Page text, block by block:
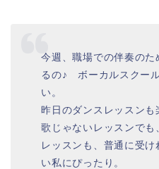
今週、職場での伴奏の
るの♪ ボーカルスクー
い。
昨日のダンスレッスンも
歌じゃないレッスンで
レッスンも、普通に受
い私にぴったり。